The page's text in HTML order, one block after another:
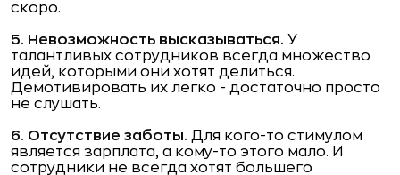
скоро.
5. Невозможность высказываться. У
талантливых сотрудников всегда множество
идей, которыми они хотят делиться.
Демотивировать их легко - достаточно просто
не слушать.
6. Отсутствие заботы. Для кого-то стимулом
является зарплата, а кому-то этого мало. И
сотрудники не всегда хотят большего